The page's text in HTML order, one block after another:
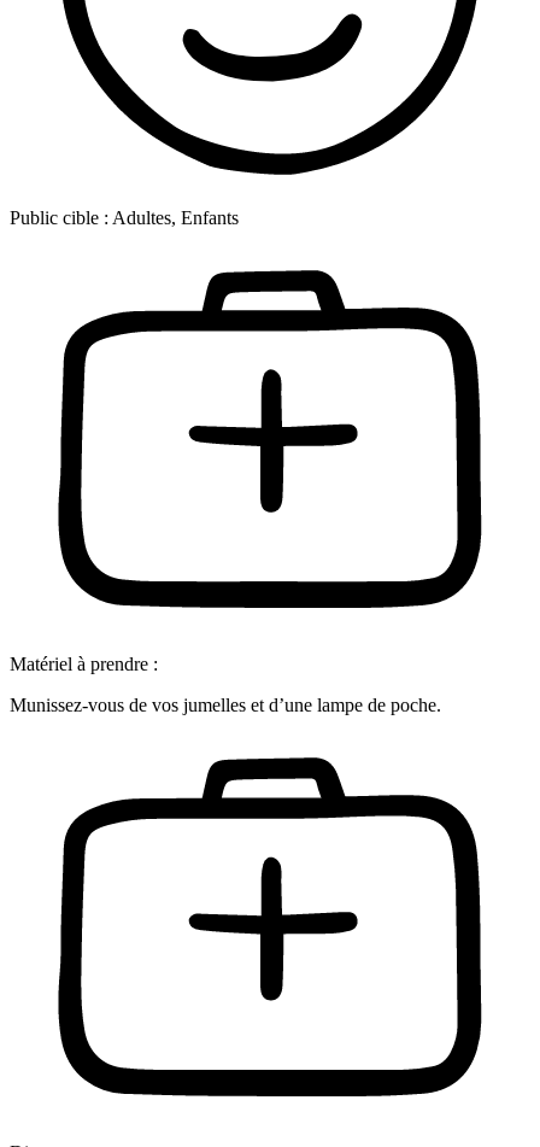
Public cible : Adultes, Enfants
Matériel à prendre :
Munissez-vous de vos jumelles et d’une lampe de poche.